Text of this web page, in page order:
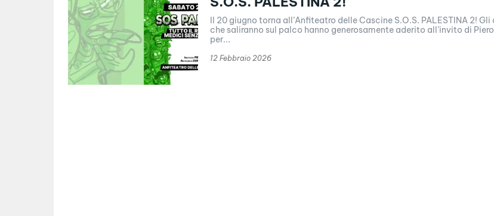
Il 20 giugno torna all’Anfiteatro delle Cascine S.O.S. PALESTINA 2!
che saliranno sul palco hanno generosamente aderito all’invito di
per...
12 Febbraio 2026